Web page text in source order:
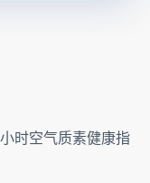
时空气质素健康指